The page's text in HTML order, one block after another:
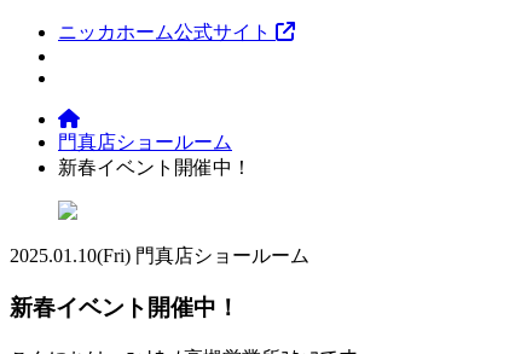
ニッカホーム公式サイト
門真店ショールーム
新春イベント開催中！
2025.01.10(Fri) 門真店ショールーム
新春イベント開催中！